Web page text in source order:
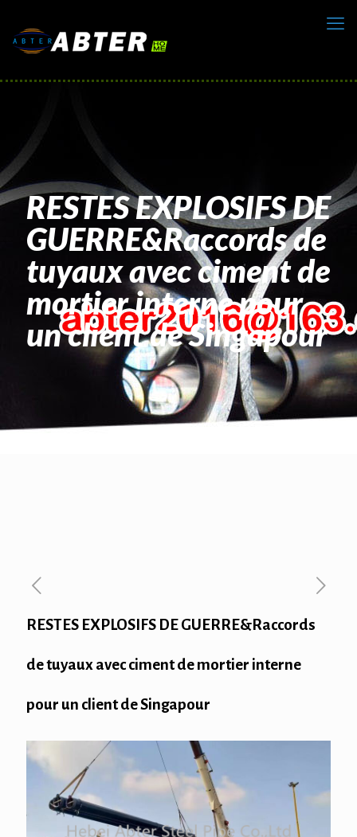
RESTES EXPLOSIFS DE
GUERRE&Raccords de
tuyaux avec ciment de
mortier interne pour
un client de Singapour
RESTES EXPLOSIFS DE GUERRE&Raccords
de tuyaux avec ciment de mortier interne
pour un client de Singapour